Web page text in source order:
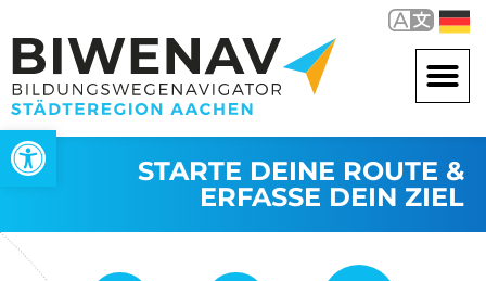
Werkzeugleiste öffnen
STARTE DEINE ROUTE &
ERFASSE DEIN ZIEL